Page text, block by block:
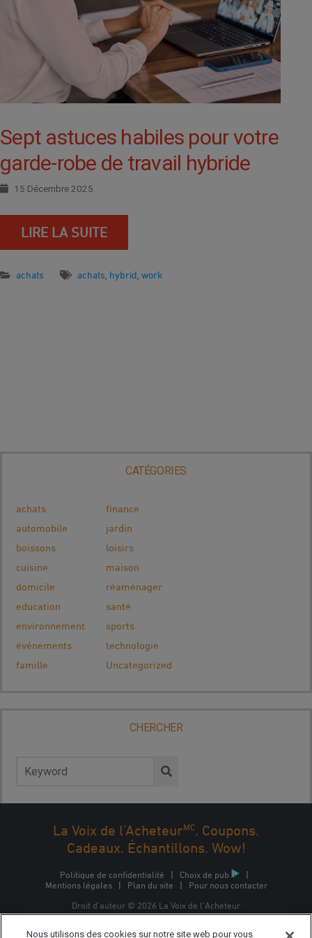
Sept astuces habiles pour votre
garde-robe de travail hybride
15 Décembre 2025
LIRE LA SUITE
achats achats hybrid work
CATÉGORIES
achats
automobile
boissons
cuisine
domicile
education
environnement
événements
famille
finance
jardin
loisirs
maison
réaménager
santé
sports
technologie
Uncategorized
CHERCHER
La Voix de l’AcheteurMC. Coupons.
Cadeaux. Échantillons. Wow!
Politique de confidentialité | Choix de pub
|
Mentions légales
| Plan du site | Pour nous contacter
Droit d'auteur © 2026 La Voix de l'Acheteur
Nous utilisons des cookies sur notre site web pour vous